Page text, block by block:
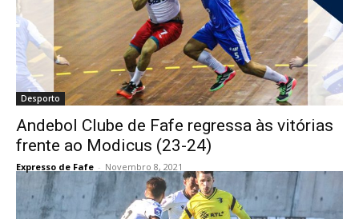
Desporto
Andebol Clube de Fafe regressa às vitórias
frente ao Modicus (23-24)
Expresso de Fafe - Novembro 8, 2021